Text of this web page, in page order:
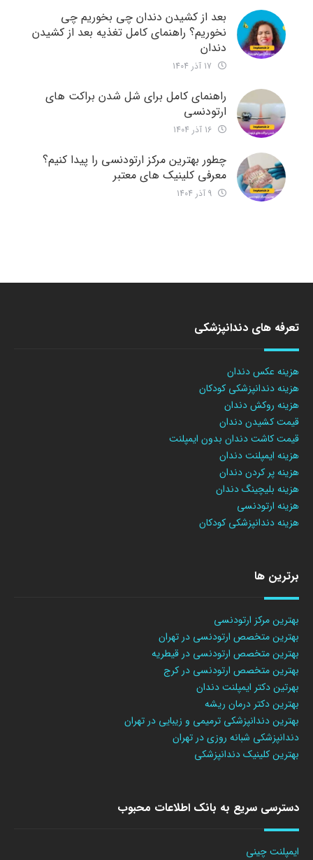
بعد از کشیدن دندان چی بخوریم چی
نخوریم؟ راهنمای کامل تغذیه بعد از کشیدن
دندان
راهنمای کامل برای شل شدن براکت های
ارتودنسی
چطور بهترین مرکز ارتودنسی را پیدا کنیم؟
معرفی کلینیک های معتبر
تعرفه های دندانپزشکی
هزینه عکس دندان
هزینه دندانپزشکی کودکان
هزینه روکش دندان
قیمت کشیدن دندان
قیمت کاشت دندان بدون ایمپلنت
هزینه ایمپلنت دندان
هزینه پر کردن دندان
هزینه بلیچینگ دندان
هزینه ارتودنسی
هزینه دندانپزشکی کودکان
برترین ها
بهترین مرکز ارتودنسی
بهترین متخصص ارتودنسی در تهران
بهترین متخصص ارتودنسی در قیطریه
بهترین متخصص ارتودنسی در کرج
بهرتین دکتر ایمپلنت دندان
بهترین دکتر درمان ریشه
بهترین دندانپزشکی ترمیمی و زیبایی در تهران
دندانپزشکی شبانه روزی در تهران
بهترین کلینیک دندانپزشکی
دسترسی سریع به بانک اطلاعات محبوب
ایمپلنت چینی